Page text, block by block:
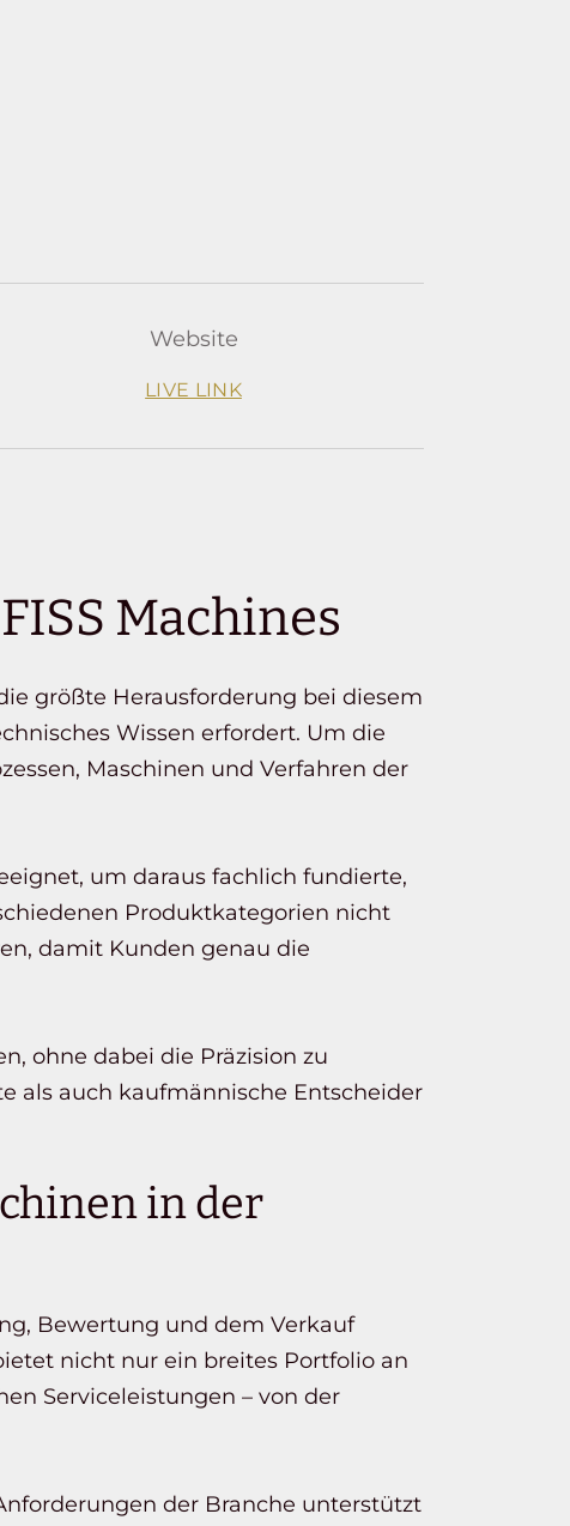
Website
LIVE LINK
Machines
größte Herausforderung bei diesem
Wissen erfordert. Um die
Maschinen und Verfahren der
um daraus fachlich fundierte,
Produktkategorien nicht
damit Kunden genau die
ohne dabei die Präzision zu
als auch kaufmännische Entscheider
in der
Bewertung und dem Verkauf
nicht nur ein breites Portfolio an
Serviceleistungen – von der
der Branche unterstützt